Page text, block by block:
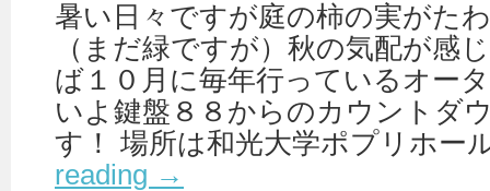
暑い日々ですが庭の柿の実がた
（まだ緑ですが）秋の気配が感
ば１０月に毎年行っているオー
いよ鍵盤８８からのカウントダ
す！ 場所は和光大学ポプリホ
reading →